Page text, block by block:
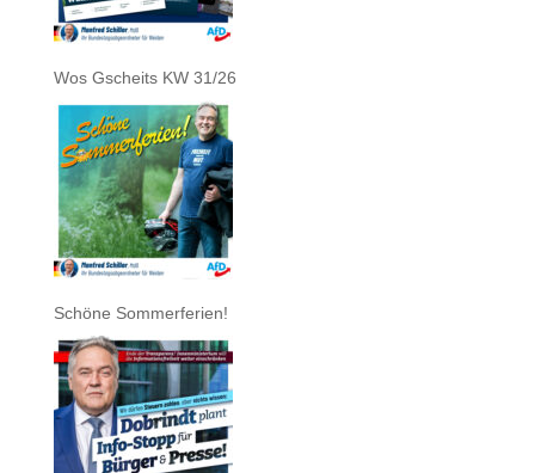
Wos Gscheits KW 31/26
Schöne Sommerferien!